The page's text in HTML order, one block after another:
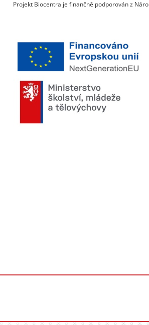
Projekt Biocentra je finančně podporován z